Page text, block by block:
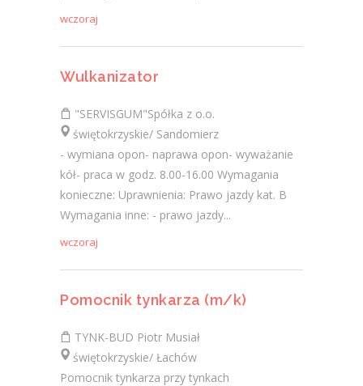
wczoraj
Wulkanizator
"SERVISGUM"Spółka z o.o.
świętokrzyskie/ Sandomierz
- wymiana opon- naprawa opon- wyważanie
kół- praca w godz. 8.00-16.00 Wymagania
konieczne: Uprawnienia: Prawo jazdy kat. B
Wymagania inne: - prawo jazdy...
wczoraj
Pomocnik tynkarza (m/k)
TYNK-BUD Piotr Musiał
świętokrzyskie/ Łachów
Pomocnik tynkarza przy tynkach